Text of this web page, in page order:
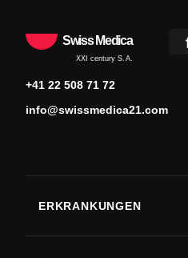
Swiss Medica
XXI century S.A.
+41 22 508 71 72
info@swissmedica21.com
ERKRANKUNGEN